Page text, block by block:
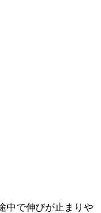
中で伸びが止まりや